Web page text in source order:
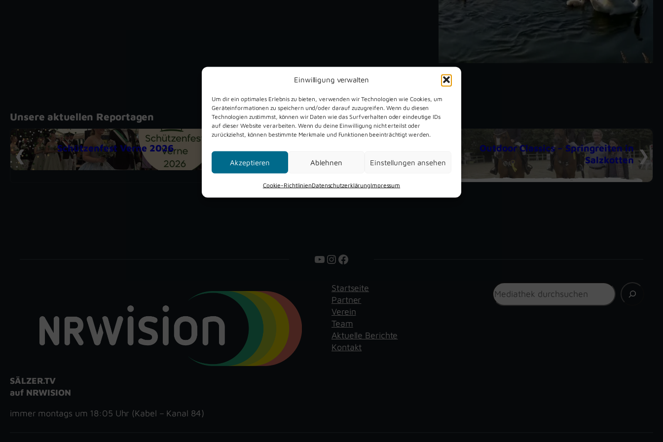
Einwilligung verwalten
Um dir ein optimales Erlebnis zu bieten, verwenden wir Technologien wie Cookies, um
Geräteinformationen zu speichern und/oder darauf zuzugreifen. Wenn du diesen
Technologien zustimmst, können wir Daten wie das Surfverhalten oder eindeutige IDs
auf dieser Website verarbeiten. Wenn du deine Einwilligung nicht erteilst oder
zurückziehst, können bestimmte Merkmale und Funktionen beeinträchtigt werden.
Akzeptieren Ablehnen Einstellungen ansehen
Cookie-RichtlinienDatenschutzerklärungImpressum
Unsere aktuellen Reportagen
Schützenfest Verne 2026
Outdoor Classics – Springreiten in
Salzkotten
YouTube
Instagram
Facebook
SÄLZER.TV
auf NRWISION
immer montags um 18:05 Uhr (Kabel – Kanal 84)
Startseite
Partner
Verein
Team
Aktuelle Berichte
Kontakt
Suchen